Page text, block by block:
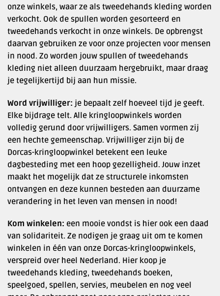
onze winkels, waar ze als tweedehands kleding worden
verkocht. Ook de spullen worden gesorteerd en
tweedehands verkocht in onze winkels. De opbrengst
daarvan gebruiken ze voor onze projecten voor mensen
in nood. Zo worden jouw spullen of tweedehands
kleding niet alleen duurzaam hergebruikt, maar draag
je tegelijkertijd bij aan hun missie.
Word vrijwilliger: je bepaalt zelf hoeveel tijd je geeft.
Elke bijdrage telt. Alle kringloopwinkels worden
volledig gerund door vrijwilligers. Samen vormen zij
een hechte gemeenschap. Vrijwilliger zijn bij de
Dorcas-kringloopwinkel betekent een leuke
dagbesteding met een hoop gezelligheid. Jouw inzet
maakt het mogelijk dat ze structurele inkomsten
ontvangen en deze kunnen besteden aan duurzame
verandering in het leven van mensen in nood!
Kom winkelen: een mooie vondst is hier ook een daad
van solidariteit. Ze nodigen je graag uit om te komen
winkelen in één van onze Dorcas-kringloopwinkels,
verspreid over heel Nederland. Hier koop je
tweedehands kleding, tweedehands boeken,
speelgoed, spellen, servies, meubelen en nog veel